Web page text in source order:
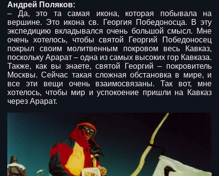
Андрей Поляков:
– Да, это та самая икона, которая побывала на
вершине. Это икона св. Георгия Победоносца. В эту
экспедицию вкладывался очень большой смысл. Мне
очень хотелось, чтобы святой Георгий Победоносец
покрыл своим молитвенным покровом весь Кавказ,
поскольку Арарат – одна из самых высоких гор Кавказа.
Также, как вы знаете, святой Георгий – покровитель
Москвы. Сейчас такая сложная обстановка в мире, и
все эти вещи очень взаимосвязаны. Так вот, мне
хотелось, чтобы мир и успокоение пришли на Кавказ
через Арарат.